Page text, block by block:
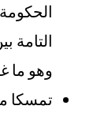
التامة
وهو ما
تمسكا